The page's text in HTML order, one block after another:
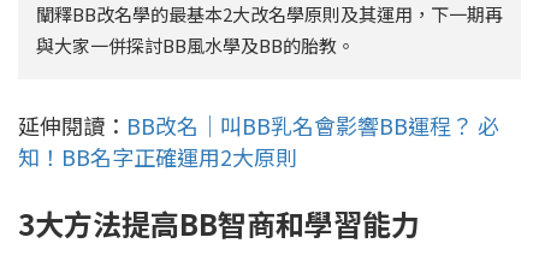
闡釋BB改名學的最基本2大改名學原則及其運用，下一期再
與大家一併探討BB風水學及BB的胎教。
延伸閱讀： BB改名｜叫BB乳名會影響BB運程？ 必
知！BB名字正確運用2大原則
3大方法提高BB智商和學習能力